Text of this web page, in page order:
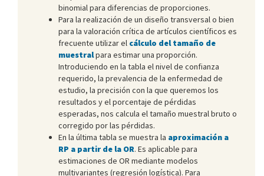
binomial para diferencias de proporciones.
Para la realización de un diseño transversal o bien
para la valoración crítica de artículos científicos es
frecuente utilizar el cálculo del tamaño de
muestralpara estimar una proporción.
Introduciendo en la tabla el nivel de confianza
requerido, la prevalencia de la enfermedad de
estudio, la precisión con la que queremos los
resultados y el porcentaje de pérdidas
esperadas, nos calcula el tamaño muestral bruto o
corregido por las pérdidas.
En la última tabla se muestra la aproximación a
RP a partir de la OR. Es aplicable para
estimaciones de OR mediante modelos
multivariantes (regresión logística). Para